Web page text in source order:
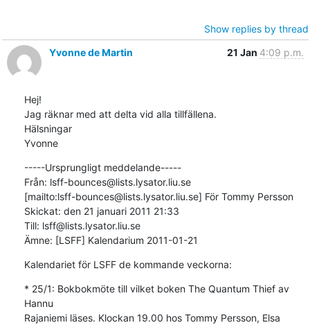
Show replies by thread
Yvonne de Martin
21 Jan 4:09 p.m.
Hej!
Jag räknar med att delta vid alla tillfällena.
Hälsningar
Yvonne
-----Ursprungligt meddelande-----
Från: lsff-bounces@lists.lysator.liu.se
[mailto:lsff-bounces@lists.lysator.liu.se] För Tommy Persson
Skickat: den 21 januari 2011 21:33
Till: lsff@lists.lysator.liu.se
Ämne: [LSFF] Kalendarium 2011-01-21
Kalendariet för LSFF de kommande veckorna:
* 25/1: Bokbokmöte till vilket boken The Quantum Thief av
Hannu
Rajaniemi läses. Klockan 19.00 hos Tommy Persson, Elsa